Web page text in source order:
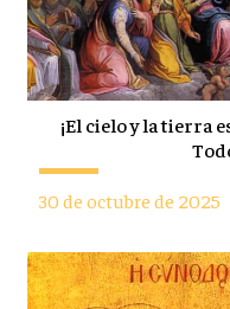
¡El cielo y la tierra
30 de octubre de 2025